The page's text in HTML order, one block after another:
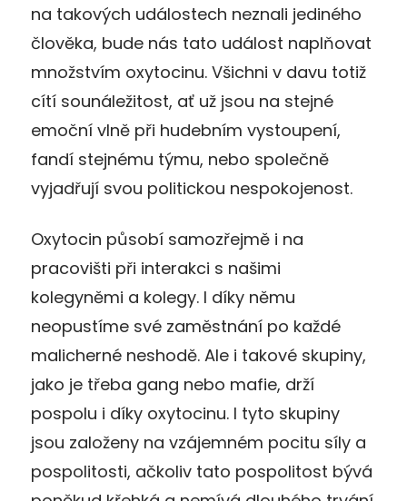
na takových událostech neznali jediného
člověka, bude nás tato událost naplňovat
množstvím oxytocinu. Všichni v davu totiž
cítí sounáležitost, ať už jsou na stejné
emoční vlně při hudebním vystoupení,
fandí stejnému týmu, nebo společně
vyjadřují svou politickou nespokojenost.
Oxytocin působí samozřejmě i na
pracovišti při interakci s našimi
kolegyněmi a kolegy. I díky němu
neopustíme své zaměstnání po každé
malicherné neshodě. Ale i takové skupiny,
jako je třeba gang nebo mafie, drží
pospolu i díky oxytocinu. I tyto skupiny
jsou založeny na vzájemném pocitu síly a
pospolitosti, ačkoliv tato pospolitost bývá